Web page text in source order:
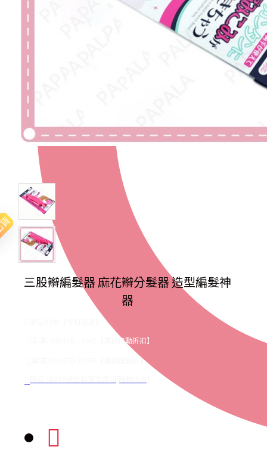
三股辮編髮器 麻花辮分髮器 造型編髮神
器
享滿1000元折100元【滿額自動折扣】
享滿2000元折250元【滿額自動折】